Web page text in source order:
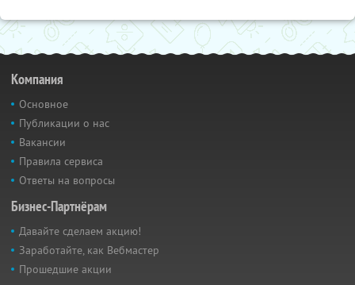
Компания
Основное
Публикации о нас
Вакансии
Правила сервиса
Ответы на вопросы
Бизнес-Партнёрам
Давайте сделаем акцию!
Заработайте, как Вебмастер
Прошедшие акции